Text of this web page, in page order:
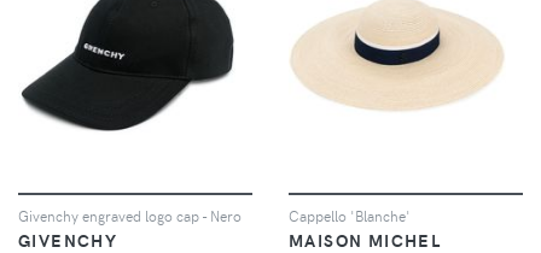
Givenchy engraved logo cap - Nero
GIVENCHY
Cappello 'Blanche'
MAISON MICHEL